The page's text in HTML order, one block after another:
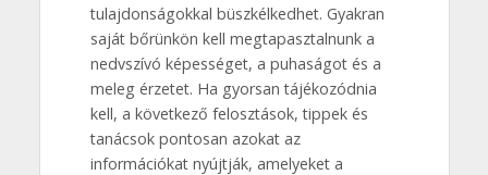
tulajdonságokkal büszkélkedhet. Gyakran
saját bőrünkön kell megtapasztalnunk a
nedvszívó képességet, a puhaságot és a
meleg érzetet. Ha gyorsan tájékozódnia
kell, a következő felosztások, tippek és
tanácsok pontosan azokat az
információkat nyújtják, amelyeket a